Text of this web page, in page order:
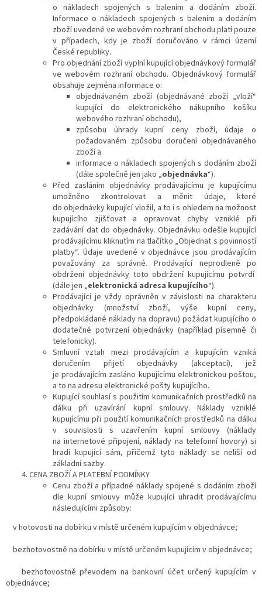
o nákladech spojených s balením a dodáním zboží.
Informace o nákladech spojených s balením a dodáním
zboží uvedené ve webovém rozhraní obchodu platí pouze
v případech, kdy je zboží doručováno v rámci území
České republiky.
Pro objednání zboží vyplní kupující objednávkový formulář
ve webovém rozhraní obchodu. Objednávkový formulář
obsahuje zejména informace o:
objednávaném zboží (objednávané zboží „vloží“
kupující do elektronického nákupního košíku
webového rozhraní obchodu),
způsobu úhrady kupní ceny zboží, údaje o
požadovaném způsobu doručení objednávaného
zboží a
informace o nákladech spojených s dodáním zboží
(dále společně jen jako „objednávka“).
Před zasláním objednávky prodávajícímu je kupujícímu
umožněno zkontrolovat a měnit údaje, které
do objednávky kupující vložil, a to i s ohledem na možnost
kupujícího zjišťovat a opravovat chyby vzniklé při
zadávání dat do objednávky. Objednávku odešle kupující
prodávajícímu kliknutím na tlačítko „Objednat s povinností
platby“. Údaje uvedené v objednávcejsou prodávajícím
považovány za správné. Prodávající neprodleně po
obdržení objednávky toto obdržení kupujícímu potvrdí
(dále jen „elektronická adresa kupujícího“).
Prodávající je vždy oprávněn v závislosti na charakteru
objednávky (množství zboží, výše kupní ceny,
předpokládané náklady na dopravu) požádat kupujícího o
dodatečné potvrzení objednávky (například písemně či
telefonicky).
Smluvní vztah mezi prodávajícím a kupujícím vzniká
doručením přijetí objednávky (akceptací), jež
je prodávajícím zasláno kupujícímu elektronickou poštou,
a to na adresu elektronické pošty kupujícího.
Kupující souhlasí s použitím komunikačních prostředků na
dálku při uzavírání kupní smlouvy. Náklady vzniklé
kupujícímu při použití komunikačních prostředků na dálku
v souvislosti s uzavřením kupní smlouvy (náklady
na internetové připojení, náklady na telefonní hovory) si
hradí kupující sám, přičemž tyto náklady se neliší od
základní sazby.
CENA ZBOŽÍ A PLATEBNÍ PODMÍNKY
Cenu zboží a případné náklady spojené s dodáním zboží
dle kupní smlouvy může kupující uhradit prodávajícímu
následujícími způsoby:
v hotovosti na dobírku v místě určeném kupujícím v objednávce;
bezhotovostně na dobírku v místě určeném kupujícím v objednávce;
bezhotovostně převodem na bankovní účet určený kupujícím v
objednávce;